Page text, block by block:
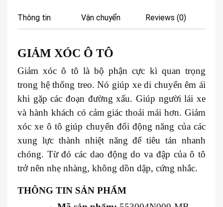
Thông tin Vận chuyển Reviews (0)
GIẢM XÓC Ô TÔ
Giảm xóc ô tô là bộ phận cực kì quan trọng
trong hệ thống treo. Nó giúp xe di chuyển êm ái
khi gặp các đoạn đường xấu. Giúp người lái xe
và hành khách có cảm giác thoải mái hơn. Giảm
xóc xe ô tô giúp chuyển đổi động năng của các
xung lực thành nhiệt năng để tiêu tán nhanh
chóng. Từ đó các dao động do va đập của ô tô
trở nên nhẹ nhàng, không dồn dập, cứng nhắc.
THÔNG TIN SẢN PHẨM